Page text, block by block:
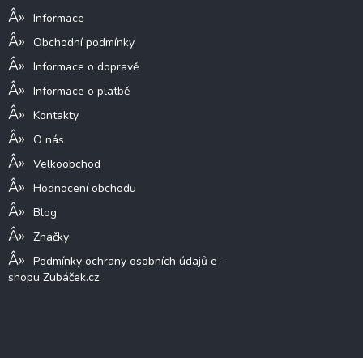
Informace
Obchodní podmínky
Informace o dopravě
Informace o platbě
Kontakty
O nás
Velkoobchod
Hodnocení obchodu
Blog
Značky
Podmínky ochrany osobních údajů e-
shopu Zubáček.cz